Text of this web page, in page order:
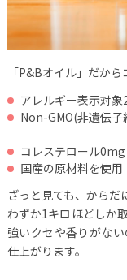
「P&Bオイル」だか
アレルギー表示対
Non-GMO(非遺伝子
コレステロール0mg
国産の原材料を使用
ざっと見ても、から
わずか1キロほどしか
強いクセや香りがな
仕上がります。